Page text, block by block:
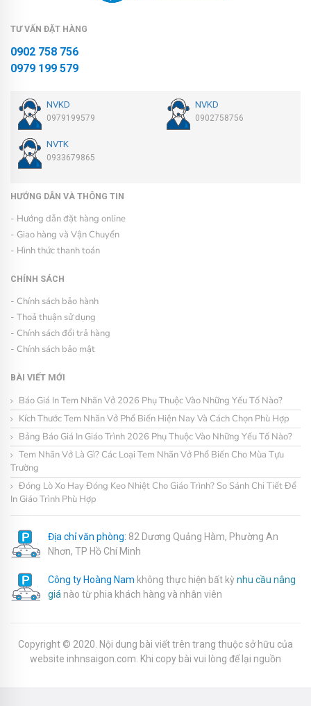
TƯ VẤN ĐẶT HÀNG
0902 758 756
0979 199 579
NVKD
0979199579
NVKD
0902758756
NVTK
0933679865
HƯỚNG DẪN VÀ THÔNG TIN
- Hướng dẫn đặt hàng online
- Giao hàng và Vận Chuyển
- Hình thức thanh toán
CHÍNH SÁCH
- Chính sách bảo hành
- Thoả thuận sử dụng
- Chính sách đổi trả hàng
- Chính sách bảo mật
BÀI VIẾT MỚI
Báo Giá In Tem Nhãn Vở 2026 Phụ Thuộc Vào Những Yếu Tố Nào?
Kích Thước Tem Nhãn Vở Phổ Biến Hiện Nay Và Cách Chọn Phù Hợp
Bảng Báo Giá In Giáo Trình 2026 Phụ Thuộc Vào Những Yếu Tố Nào?
Tem Nhãn Vở Là Gì? Các Loại Tem Nhãn Vở Phổ Biến Cho Mùa Tựu
Trường
Đóng Lò Xo Hay Đóng Keo Nhiệt Cho Giáo Trình? So Sánh Chi Tiết Để
In Giáo Trình Phù Hợp
Địa chỉ văn phòng: 82 Dương Quảng Hàm, Phường An
Nhơn, TP Hồ Chí Minh
Công ty Hoàng Nam không thực hiện bất kỳnhu cầu nâng
giá nào từ phia khách hàng và nhân viên
Copyright © 2020. Nội dung bài viết trên trang thuộc sở hữu của
website inhnsaigon.com. Khi copy bài vui lòng để lại nguồn